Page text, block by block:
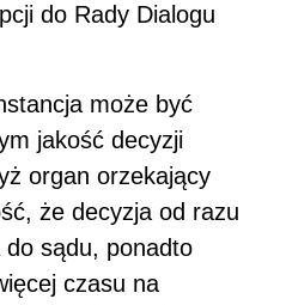
do Rady Dialogu
może być
jakość decyzji
organ orzekający
że decyzja od razu
sądu, ponadto
czasu na